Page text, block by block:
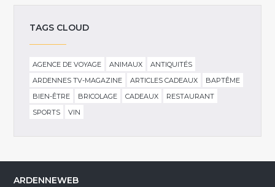
TAGS CLOUD
AGENCE DE VOYAGE ANIMAUX
ANTIQUITÉS
ARDENNES TV-MAGAZINE
ARTICLES CADEAUX
BAPTÊME
BIEN-ÊTRE
BRICOLAGE CADEAUX
RESTAURANT
SPORTS
VIN
ARDENNEWEB